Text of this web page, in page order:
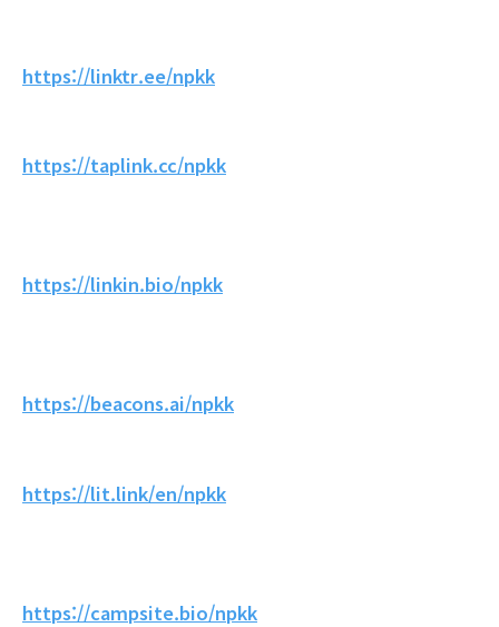
https://linktr.ee/npkk
https://taplink.cc/npkk
https://linkin.bio/npkk
https://beacons.ai/npkk
https://lit.link/en/npkk
https://campsite.bio/npkk